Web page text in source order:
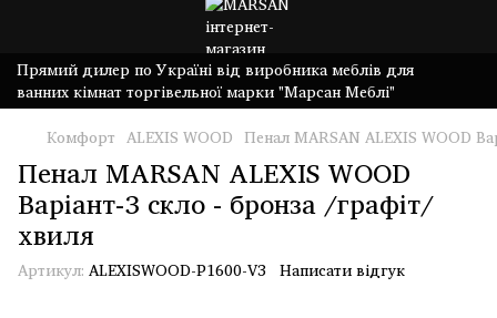
Прямий дилер по Україні від виробника меблів для
ванних кімнат торгівельної марки "Марсан Меблі"
Комфорт ALEXIS WOOD Пенал MARSAN ALEXIS WOOD
Пенал MARSAN ALEXIS WOOD
Варіант-3 скло - бронза /графіт/
хвиля
Артикул: ALEXISWOOD-P1600-V3 Написати відгук